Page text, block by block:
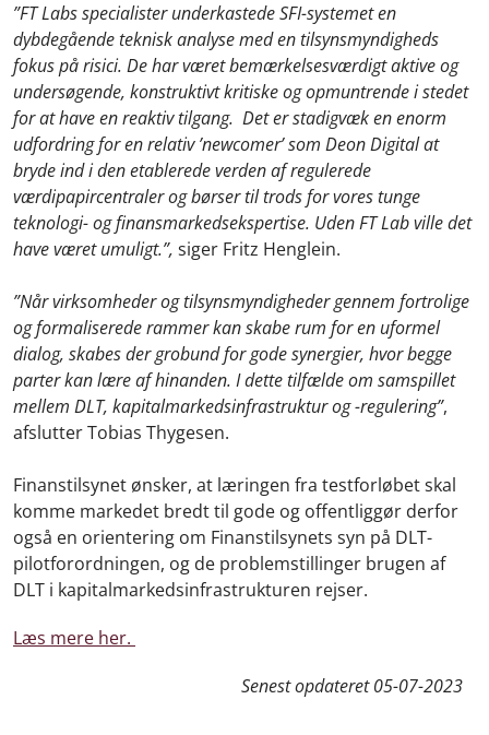
”FT Labs specialister underkastede SFI-systemet en
dybdegående teknisk analyse med en tilsynsmyndigheds
fokus på risici. De har været bemærkelsesværdigt aktive og
undersøgende, konstruktivt kritiske og opmuntrende i stedet
for at have en reaktiv tilgang. Det er stadigvæk en enorm
udfordring for en relativ ’newcomer’ som Deon Digital at
bryde ind i den etablerede verden af regulerede
værdipapircentraler og børser til trods for vores tunge
teknologi- og finansmarkedsekspertise. Uden FT Lab ville det
have været umuligt.”, siger Fritz Henglein.
”Når virksomheder og tilsynsmyndigheder gennem fortrolige
og formaliserede rammer kan skabe rum for en uformel
dialog, skabes der grobund for gode synergier, hvor begge
parter kan lære af hinanden. I dette tilfælde om samspillet
mellem DLT, kapitalmarkedsinfrastruktur og -regulering”,
afslutter Tobias Thygesen.
Finanstilsynet ønsker, at læringen fra testforløbet skal
komme markedet bredt til gode og offentliggør derfor
også en orientering om Finanstilsynets syn på DLT-
pilotforordningen, og de problemstillinger brugen af
DLT i kapitalmarkedsinfrastrukturen rejser.
Læs mere her.
Senest opdateret05-07-2023